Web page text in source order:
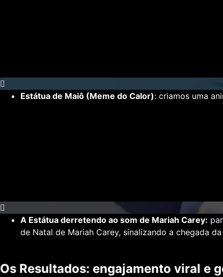
Estátua de Maiô (Meme do Calor): criamos uma
A Estátua derretendo ao som de Mariah Carey:
de Natal de Mariah Carey, sinalizando a chegada
Os Resultados: engajamento viral e